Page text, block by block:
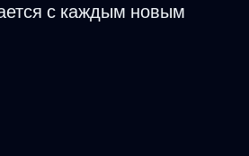
с каждым новым